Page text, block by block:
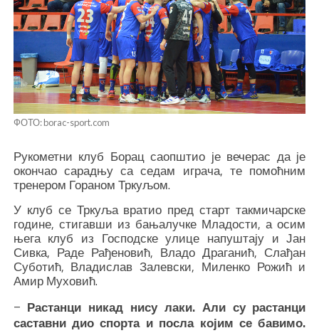
ФОТО: borac-sport.com
Рукометни клуб Борац саопштио је вечерас да је
окончао сарадњу са седам играча, те помоћним
тренером Гораном Тркуљом.
У клуб се Тркуља вратио пред старт такмичарске
године, стигавши из бањалучке Младости, а осим
њега клуб из Господске улице напуштају и Јан
Сивка, Раде Рађеновић, Владо Драганић, Слађан
Суботић, Владислав Залевски, Миленко Рожић и
Амир Муховић.
– Растанци никад нису лаки. Али су растанци
саставни дио спорта и посла којим се бавимо.